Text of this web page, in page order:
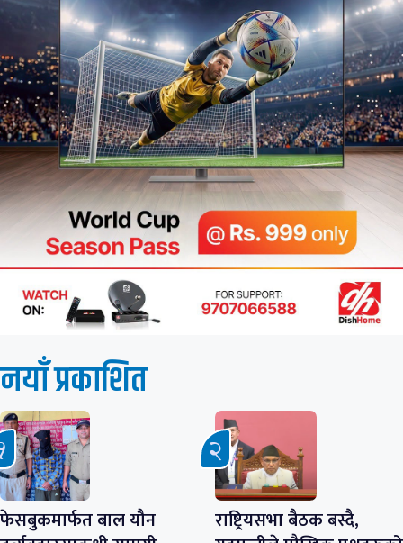
नयाँ प्रकाशित
फेसबुकमार्फत बाल यौन
राष्ट्रियसभा बैठक बस्दै,